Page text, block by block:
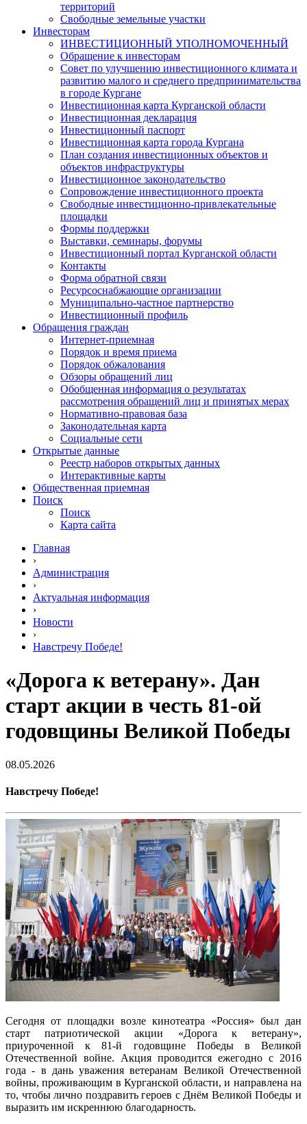
территорий
Свободные земельные участки
Инвесторам
ИНВЕСТИЦИОННЫЙ УПОЛНОМОЧЕННЫЙ
Обращение к инвесторам
Совет по улучшению инвестиционного климата и
развитию малого и среднего предпринимательства
в городе Кургане
Инвестиционная карта Курганской области
Инвестиционная декларация
Инвестиционный паспорт
Инвестиционная карта города Кургана
План создания инвестиционных объектов и
объектов инфраструктуры
Инвестиционное законодательство
Сопровождение инвестиционного проекта
Свободные инвестиционно-привлекательные
площадки
Формы поддержки
Выставки, семинары, форумы
Инвестиционный портал Курганской области
Контакты
Форма обратной связи
Ресурсоснабжающие организации
Муниципально-частное партнерство
Инвестиционный профиль
Обращения граждан
Интернет-приемная
Порядок и время приема
Порядок обжалования
Обзоры обращений лиц
Обобщенная информация о результатах
рассмотрения обращений лиц и принятых мерах
Нормативно-правовая база
Законодательная карта
Социальные сети
Открытые данные
Реестр наборов открытых данных
Интерактивные карты
Общественная приемная
Поиск
Поиск
Карта сайта
Главная
›
Администрация
›
Актуальная информация
›
Новости
›
Навстречу Победе!
«Дорога к ветерану». Дан
старт акции в честь 81-ой
годовщины Великой Победы
08.05.2026
Навстречу Победе!
Сегодня от площадки возле кинотеатра «Россия» был дан
старт патриотической акции «Дорога к ветерану»,
приуроченной к 81-й годовщине Победы в Великой
Отечественной войне. Акция проводится ежегодно с 2016
года - в дань уважения ветеранам Великой Отечественной
войны, проживающим в Курганской области, и направлена на
то, чтобы лично поздравить героев с Днём Великой Победы и
выразить им искреннюю благодарность.